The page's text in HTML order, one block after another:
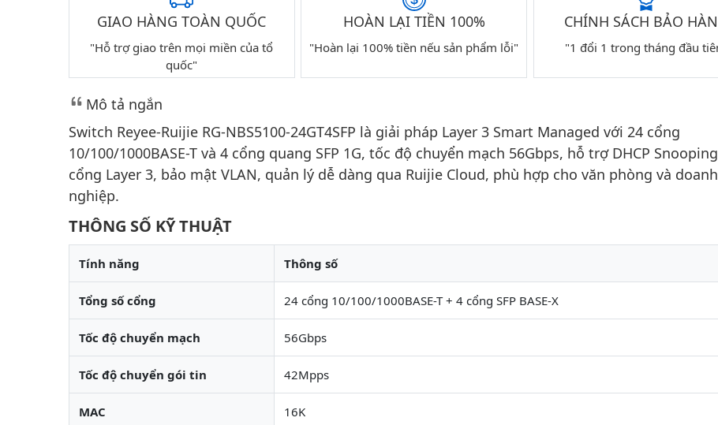
GIAO HÀNG TOÀN QUỐC
"Hỗ trợ giao trên mọi miền của tổ
quốc"
HOÀN LẠI TIỀN 100%
"Hoàn lại 100% tiền nếu sản phẩm lỗi"
CHÍNH SÁCH BẢO
"1 đổi 1 trong tháng đầu
Mô tả ngắn
Switch Reyee-Ruijie RG-NBS5100-24GT4SFP là giải pháp Layer 3 Smart Managed với 24 cổng
10/100/1000BASE-T và 4 cổng quang SFP 1G, tốc độ chuyển mạch 56Gbps, hỗ trợ DHCP
cổng Layer 3, bảo mật VLAN, quản lý dễ dàng qua Ruijie Cloud, phù hợp cho văn phòng và doanh
nghiệp.
THÔNG SỐ KỸ THUẬT
Tính năng Thông số
Tổng số cổng 24 cổng 10/100/1000BASE-T + 4 cổng SFP BASE-X
Tốc độ chuyển mạch 56Gbps
Tốc độ chuyển gói tin 42Mpps
MAC 16K